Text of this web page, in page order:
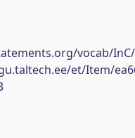
vocab/
et/Item/